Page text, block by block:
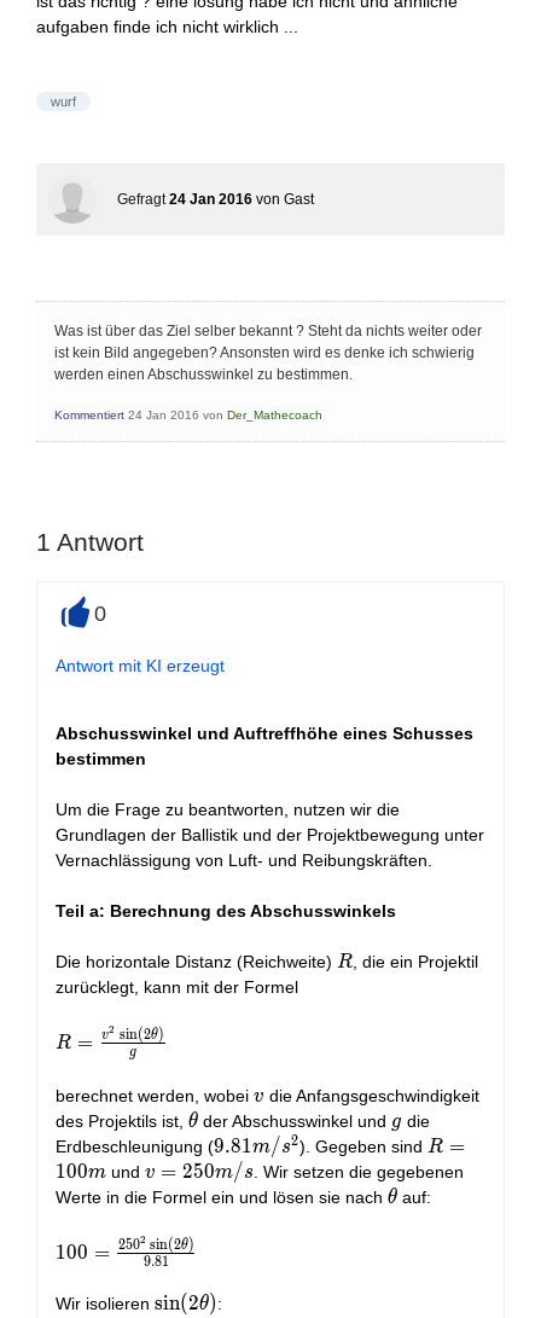
aufgaben finde ich nicht wirklich ...
wurf
Gefragt 24 Jan 2016 von Gast
Was ist über das Ziel selber bekannt ? Steht da nichts weiter oder
ist kein Bild angegeben? Ansonsten wird es denke ich schwierig
werden einen Abschusswinkel zu bestimmen.
Kommentiert 24 Jan 2016 von Der_Mathecoach
1 Antwort
0
Antwort mit KI erzeugt
Abschusswinkel und Auftreffhöhe eines Schusses
bestimmen
Um die Frage zu beantworten, nutzen wir die
Grundlagen der Ballistik und der Projektbewegung unter
Vernachlässigung von Luft- und Reibungskräften.
Teil a: Berechnung des Abschusswinkels
Die horizontale Distanz (Reichweite) R
R , die ein Projektil
zurücklegt, kann mit der Formel
R = \frac{v^2
\sin(2\theta)}
{g}
R = g
v2 sin(2θ)
berechnet werden, wobei v
v die Anfangsgeschwindigkeit
des Projektils ist, \theta
θ der Abschusswinkel und g
g die
Erdbeschleunigung (9.81
m/s^2
9.81m/s2). Gegeben sind R =
100m
R =
100m und v =
250m/s
v = 250m/s . Wir setzen die gegebenen
Werte in die Formel ein und lösen sie nach \theta
θ auf:
100 =
\frac{250^2
\sin(2\theta)}
100 = 9.81
2502 sin(2θ)
Wir isolieren \sin(2\theta)
sin(2θ):